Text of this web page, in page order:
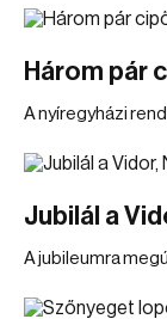
Három pár
A nyíregyházi
Jubilál a
A jubileumra